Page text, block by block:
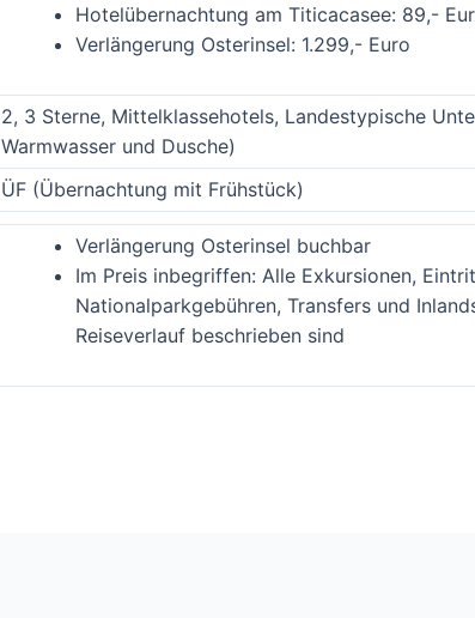
Hotelübernachtung am Titicacasee: 89,-
Verlängerung Osterinsel: 1.299,- Euro
2, 3 Sterne, Mittelklassehotels, Landestypische
Warmwasser und Dusche)
ÜF (Übernachtung mit Frühstück)
Verlängerung Osterinsel buchbar
Im Preis inbegriffen: Alle Exkursionen,
Nationalparkgebühren, Transfers und
Reiseverlauf beschrieben sind